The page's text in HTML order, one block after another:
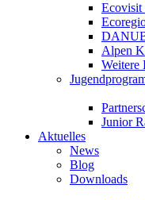
Alpen
Weitere
Junior
Aktuelles
News
Blog
Downloads